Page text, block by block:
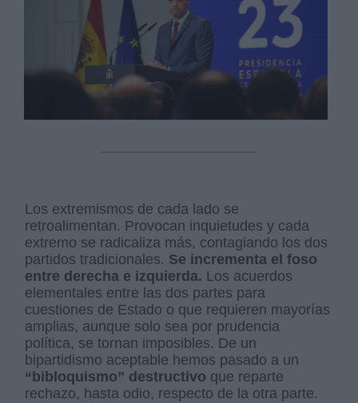
Los extremismos de cada lado se
retroalimentan. Provocan inquietudes y cada
extremo se radicaliza más, contagiando los dos
partidos tradicionales. Se incrementa el foso
entre derecha e izquierda. Los acuerdos
elementales entre las dos partes para
cuestiones de Estado o que requieren mayorías
amplias, aunque solo sea por prudencia
política, se tornan imposibles. De un
bipartidismo aceptable hemos pasado a un
“bibloquismo” destructivo que reparte
rechazo, hasta odio, respecto de la otra parte.